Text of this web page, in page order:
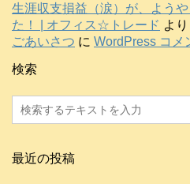
生涯収支損益（涙）が、よう
た！ | オフィス☆トレード より
ごあいさつ に WordPress コメ
検索
最近の投稿